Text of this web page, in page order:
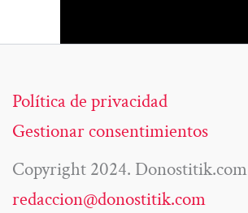
Política de privacidad
Gestionar consentimientos
Copyright 2024. Donostitik.com
redaccion@donostitik.com